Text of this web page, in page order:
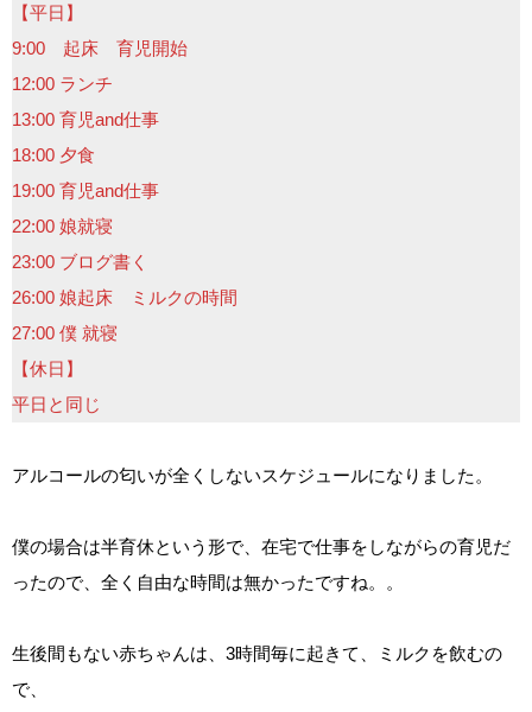
【平日】
9:00 起床 育児開始
12:00 ランチ
13:00 育児and仕事
18:00 夕食
19:00 育児and仕事
22:00 娘就寝
23:00 ブログ書く
26:00 娘起床 ミルクの時間
27:00 僕 就寝
【休日】
平日と同じ
アルコールの匂いが全くしないスケジュールになりました。
僕の場合は半育休という形で、在宅で仕事をしながらの育児だ
ったので、全く自由な時間は無かったですね。。
生後間もない赤ちゃんは、3時間毎に起きて、ミルクを飲むの
で、